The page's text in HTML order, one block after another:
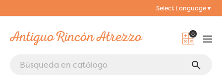
Select Language▼
0
search